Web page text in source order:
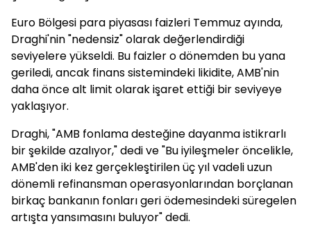
Euro Bölgesi para piyasası faizleri Temmuz ayında,
Draghi'nin "nedensiz" olarak değerlendirdiği
seviyelere yükseldi. Bu faizler o dönemden bu yana
geriledi, ancak finans sistemindeki likidite, AMB'nin
daha önce alt limit olarak işaret ettiği bir seviyeye
yaklaşıyor.
Draghi, "AMB fonlama desteğine dayanma istikrarlı
bir şekilde azalıyor," dedi ve "Bu iyileşmeler öncelikle,
AMB'den iki kez gerçekleştirilen üç yıl vadeli uzun
dönemli refinansman operasyonlarından borçlanan
birkaç bankanın fonları geri ödemesindeki süregelen
artışta yansımasını buluyor" dedi.